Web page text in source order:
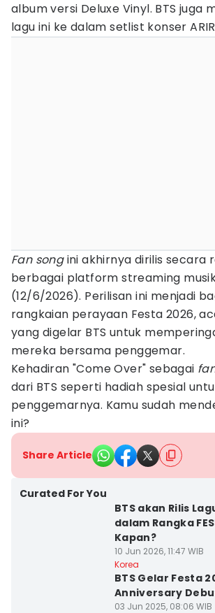
album versi Deluxe Vinyl. BTS juga
lagu ini ke dalam setlist konser
Fan songini akhirnya dirilis secara
berbagai platform streaming
(12/6/2026). Perilisan ini menjadi
rangkaian perayaan Festa 2026,
yang digelar BTS untuk
mereka bersama penggemar.
Kehadiran "Come Over" sebagai
dari BTS seperti hadiah spesial
penggemarnya. Kamu sudah
ini?
Share Article
Curated For You
BTS akan Rilis
dalam Rangka
Kapan?
10 Jun 2026, 11:47 WIB
Korea
BTS Gelar Festa
Anniversary
03 Jun 2025, 08:06 WIB